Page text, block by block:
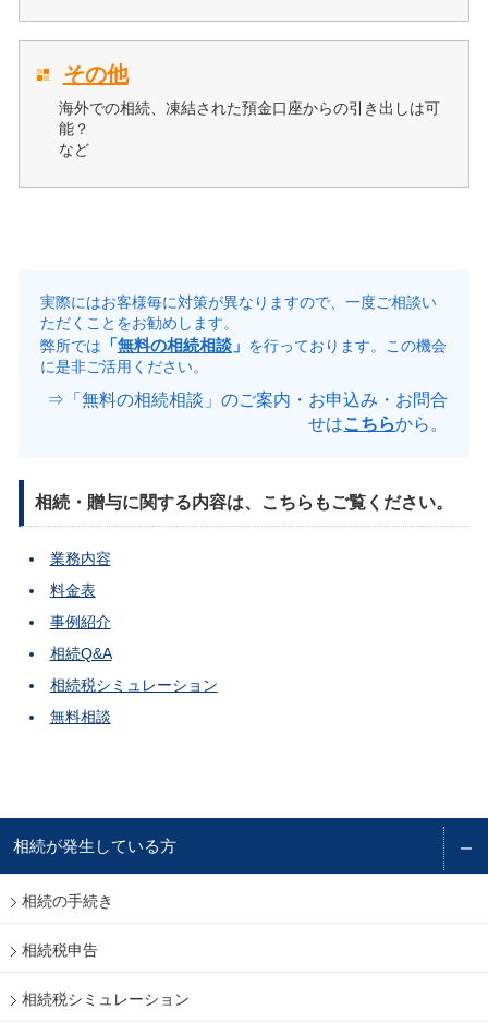
その他
海外での相続、凍結された預金口座からの引き出しは可
能？
など
実際にはお客様毎に対策が異なりますので、一度ご相談い
ただくことをお勧めします。
弊所では 「無料の相続相談」 を行っております。この機会
に是非ご活用ください。
⇒「無料の相続相談」のご案内・お申込み・お問合
せはこちらから。
相続・贈与に関する内容は、こちらもご覧ください。
業務内容
料金表
事例紹介
相続Q&A
相続税シミュレーション
無料相談
相続が発生している方
相続の手続き
相続税申告
相続税シミュレーション